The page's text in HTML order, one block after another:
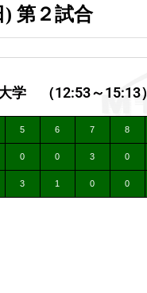
) 第２試合
（12:53～15:13）
5 6 7 8
0 0 3 0
3 1 0 0